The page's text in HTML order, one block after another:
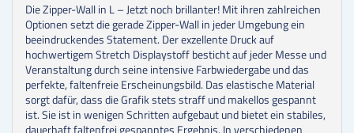
Die Zipper-Wall in L – Jetzt noch brillanter! Mit ihren zahlreichen
Optionen setzt die gerade Zipper-Wall in jeder Umgebung ein
beeindruckendes Statement. Der exzellente Druck auf
hochwertigem Stretch Displaystoff besticht auf jeder Messe und
Veranstaltung durch seine intensive Farbwiedergabe und das
perfekte, faltenfreie Erscheinungsbild. Das elastische Material
sorgt dafür, dass die Grafik stets straff und makellos gespannt
ist. Sie ist in wenigen Schritten aufgebaut und bietet ein stabiles,